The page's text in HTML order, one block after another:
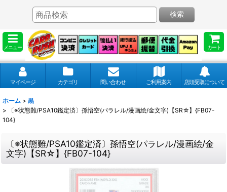
メニュー カート
検索
マイページ カテゴリ 問い合わせ ご利用案内 店頭受取について
ホーム > 黒
>
〔※状態難/PSA10鑑定済〕孫悟空(パラレル/漫画絵/金文字)【SR☆】{FB07-
104}
〔※状態難/PSA10鑑定済〕孫悟空(パラレル/漫画絵/金
文字)【SR☆】{FB07-104}